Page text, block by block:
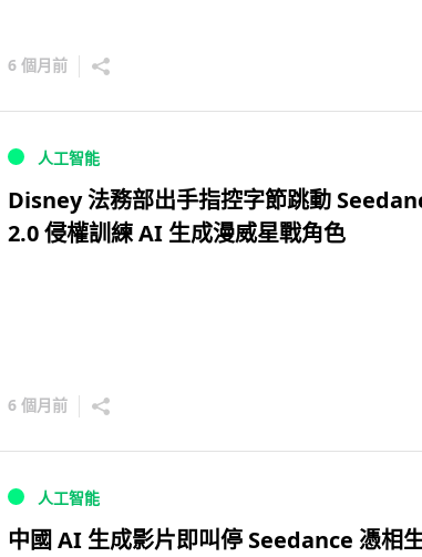
6 個月前
人工智能
Disney 法務部出手指控字節跳動
2.0 侵權訓練 AI 生成漫威星戰角色
6 個月前
人工智能
中國 AI 生成影片即叫停 Seedance 憑相